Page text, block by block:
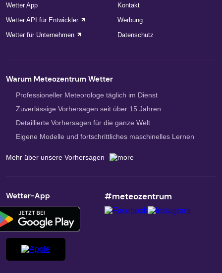
Wetter App
Wetter API für Entwickler
Wetter für Unternehmen
Kontakt
Werbung
Datenschutz
Warum Meteozentrum Wetter
Professioneller Meteorologe täglich im Dienst
Zuverlässige Vorhersagen seit über 15 Jahren
Detaillierte Vorhersagen für die ganze Welt
Eigene Modelle und fortschrittliches maschinelles Lernen
Mehr über unsere Vorhersagen
Wetter-App #meteozentrum